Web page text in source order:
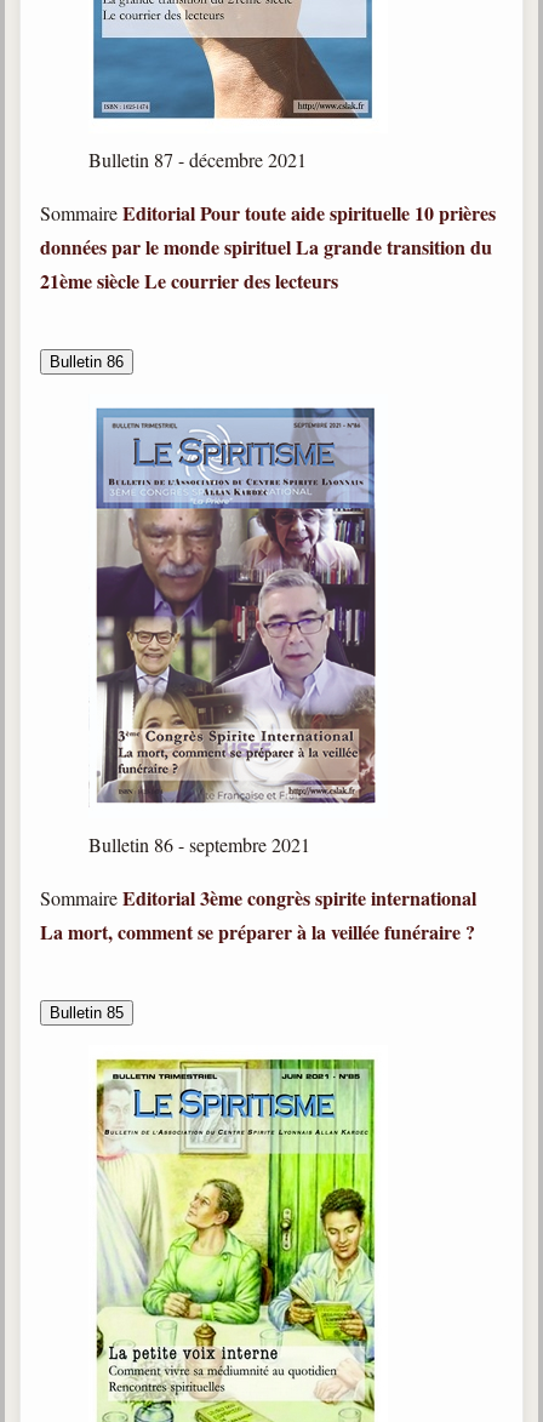
Bulletin 87 - décembre 2021
SommaireEditorialPour toute aide spirituelle 10 prières
données par le monde spirituelLa grande transition du
21ème siècleLe courrier des lecteurs
Bulletin 86
Bulletin 86 - septembre 2021
SommaireEditorial3ème congrès spirite international
La mort, comment se préparer à la veillée funéraire ?
Bulletin 85